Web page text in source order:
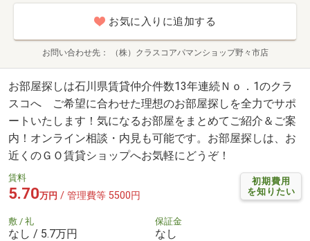
お気に入りに追加する
お問い合わせ先 （株）クラスコアパマンショップ野々市店
お部屋探しは石川県賃貸仲介件数13年連続Ｎｏ．1のクラ
スコへ ご希望に合わせた理想のお部屋探しを全力でサポ
ートいたします！気になるお部屋をまとめてご紹介＆ご案
内！オンライン相談・内見も可能です。お部屋探しは、お
近くのＧＯ賃貸ショップへお気軽にどうぞ！
初期費用
を知りたい
賃料
5.70万円 / 管理費等 5500円
敷 / 礼
なし / 5.7万円
保証金
なし